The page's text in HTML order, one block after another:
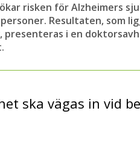
risken för Alzheimers
Resultaten, som
presenteras i en
ska vägas in vid